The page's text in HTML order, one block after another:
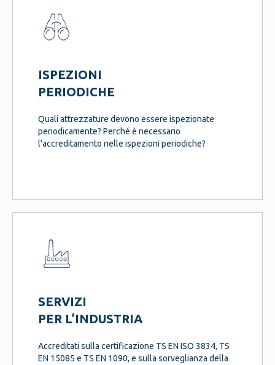
ISPEZIONI
PERIODICHE
Quali attrezzature devono essere ispezionate
periodicamente? Perché è necessario
l’accreditamento nelle ispezioni periodiche?
SERVIZI
PER L’INDUSTRIA
Accreditati sulla certificazione TS EN ISO 3834, TS
EN 15085 e TS EN 1090, e sulla sorveglianza della